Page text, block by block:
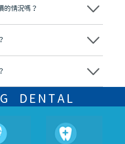
珠海、深圳設有八大分院，香港亦設
題都可以隨時預約免費咨詢，讓人十
的情況嗎？
方案及對應的價錢，顧客同意並簽字
算收取費用，而匯率會及時告知客人
聯絡我們，告知我們你原本預約
期及時段DENTAL